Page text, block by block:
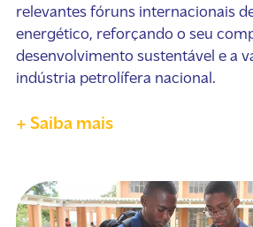
relevantes fóruns internacionais
energético, reforçando o seu
desenvolvimento sustentável e a
indústria petrolífera nacional.
+ Saiba mais